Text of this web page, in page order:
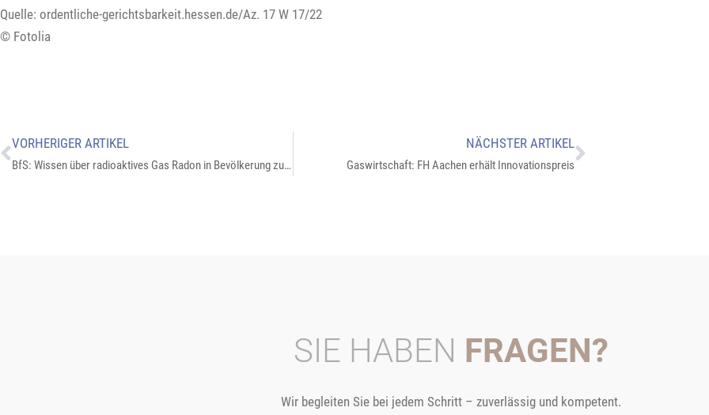
Quelle: ordentliche-gerichtsbarkeit.hessen.de/Az. 17 W 17/22
© Fotolia
VORHERIGER ARTIKEL
BfS: Wissen über radioaktives Gas Radon in Bevölkerung zu gering
NÄCHSTER ARTIKEL
Gaswirtschaft: FH Aachen erhält Innovationspreis
SIE HABEN FRAGEN?
Wir begleiten Sie bei jedem Schritt – zuverlässig und kompetent.